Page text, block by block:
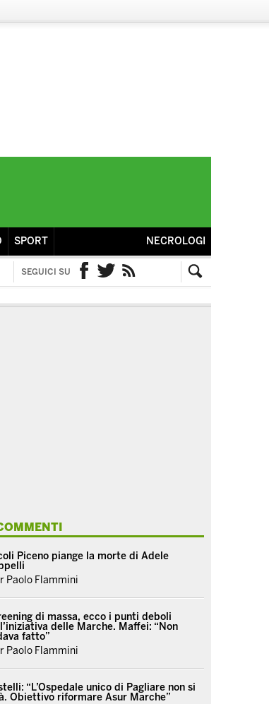
SPORT NECROLOGI
SEGUICI SU
Piceno piange la morte di Adele
Paolo Flammini
di massa, ecco i punti deboli
delle Marche. Maffei: “Non
fatto”
Paolo Flammini
“L’Ospedale unico di Pagliare non si
Obiettivo riformare Asur Marche”